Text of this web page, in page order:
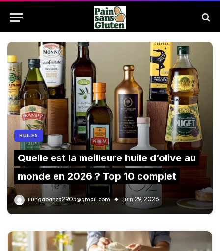
HUILES
Quelle est la meilleure huile d’olive au
monde en 2026 ? Top 10 complet
ilungabanza2905@gmail.com juin 29, 2026